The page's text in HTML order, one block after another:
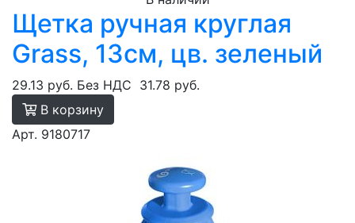
Щетка ручная круглая
Grass, 13см, цв. зеленый
29.13 руб. Без НДС 31.78 руб.
В корзину
Арт. 9180717